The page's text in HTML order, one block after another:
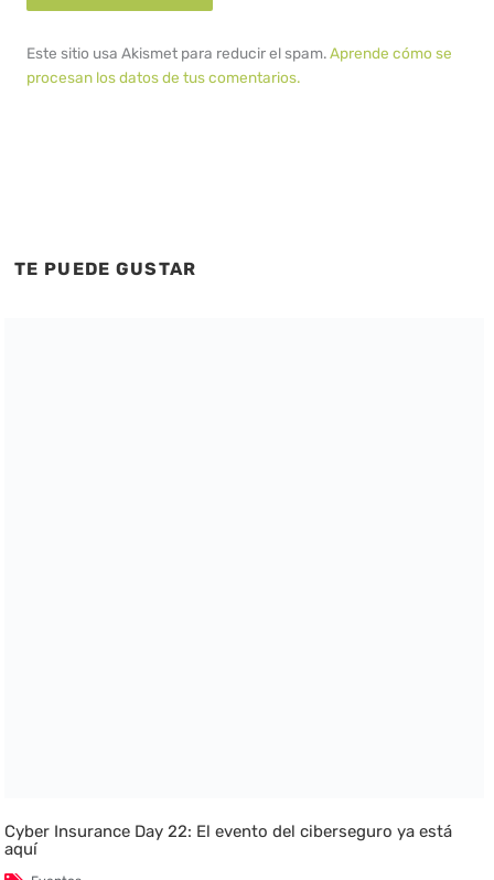
Este sitio usa Akismet para reducir el spam.Aprende cómo se
procesan los datos de tus comentarios.
TE PUEDE GUSTAR
Cyber Insurance Day 22: El evento del ciberseguro ya está
aquí